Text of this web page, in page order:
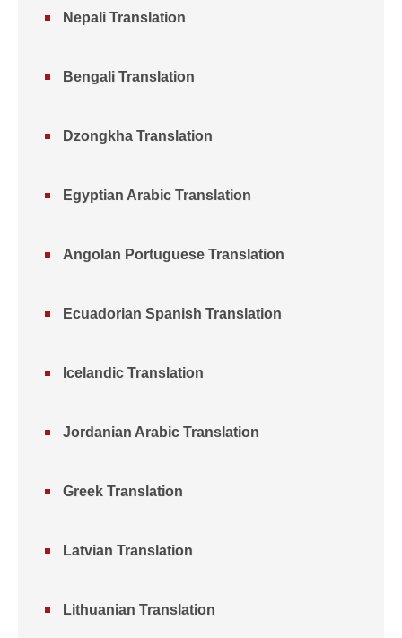
Nepali Translation
Bengali Translation
Dzongkha Translation
Egyptian Arabic Translation
Angolan Portuguese Translation
Ecuadorian Spanish Translation
Icelandic Translation
Jordanian Arabic Translation
Greek Translation
Latvian Translation
Lithuanian Translation